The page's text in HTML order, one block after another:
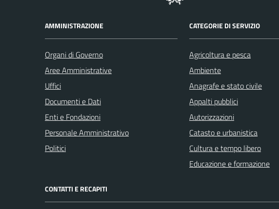
AMMINISTRAZIONE
Organi di Governo
Aree Amministrative
Uffici
Documenti e Dati
Enti e Fondazioni
Personale Amministrativo
Politici
CATEGORIE DI SERVIZIO
Agricoltura e pesca
Ambiente
Anagrafe e stato civile
Appalti pubblici
Autorizzazioni
Catasto e urbanistica
Cultura e tempo libero
Educazione e formazione
CONTATTI E RECAPITI